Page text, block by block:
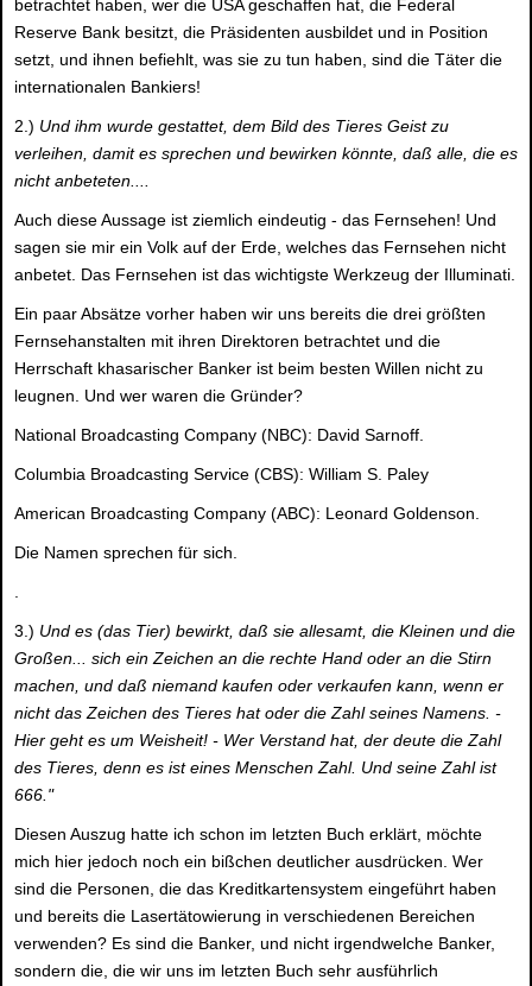
betrachtet haben, wer die USA geschaffen hat, die Federal
Reserve Bank besitzt, die Präsidenten ausbildet und in Position
setzt, und ihnen befiehlt, was sie zu tun haben, sind die Täter die
internationalen Bankiers!
2.) Und ihm wurde gestattet, dem Bild des Tieres Geist zu
verleihen, damit es sprechen und bewirken könnte, daß alle, die es
nicht anbeteten....
Auch diese Aussage ist ziemlich eindeutig - das Fernsehen! Und
sagen sie mir ein Volk auf der Erde, welches das Fernsehen nicht
anbetet. Das Fernsehen ist das wichtigste Werkzeug der Illuminati.
Ein paar Absätze vorher haben wir uns bereits die drei größten
Fernsehanstalten mit ihren Direktoren betrachtet und die
Herrschaft khasarischer Banker ist beim besten Willen nicht zu
leugnen. Und wer waren die Gründer?
National Broadcasting Company (NBC): David Sarnoff.
Columbia Broadcasting Service (CBS): William S. Paley
American Broadcasting Company (ABC): Leonard Goldenson.
Die Namen sprechen für sich.
3.) Und es (das Tier) bewirkt, daß sie allesamt, die Kleinen und die
Großen... sich ein Zeichen an die rechte Hand oder an die Stirn
machen, und daß niemand kaufen oder verkaufen kann, wenn er
nicht das Zeichen des Tieres hat oder die Zahl seines Namens. -
Hier geht es um Weisheit! - Wer Verstand hat, der deute die Zahl
des Tieres, denn es ist eines Menschen Zahl. Und seine Zahl ist
666."
Diesen Auszug hatte ich schon im letzten Buch erklärt, möchte
mich hier jedoch noch ein bißchen deutlicher ausdrücken. Wer
sind die Personen, die das Kreditkartensystem eingeführt haben
und bereits die Lasertätowierung in verschiedenen Bereichen
verwenden? Es sind die Banker, und nicht irgendwelche Banker,
sondern die, die wir uns im letzten Buch sehr ausführlich